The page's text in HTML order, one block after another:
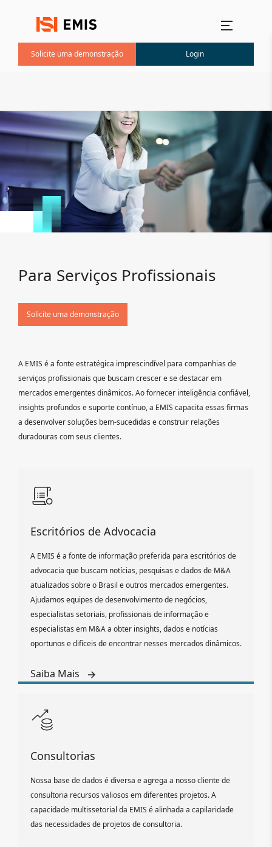
Solicite uma demonstração Login
Para Serviços Profissionais
Solicite uma demonstração
A EMIS é a fonte estratégica imprescindível para companhias de
serviços profissionais que buscam crescer e se destacar em
mercados emergentes dinâmicos. Ao fornecer inteligência confiável,
insights profundos e suporte contínuo, a EMIS capacita essas firmas
a desenvolver soluções bem-sucedidas e construir relações
duradouras com seus clientes.
Escritórios de Advocacia
A EMIS é a fonte de informação preferida para escritórios de
advocacia que buscam notícias, pesquisas e dados de M&A
atualizados sobre o Brasil e outros mercados emergentes.
Ajudamos equipes de desenvolvimento de negócios,
especialistas setoriais, profissionais de informação e
especialistas em M&A a obter insights, dados e notícias
oportunos e difíceis de encontrar nesses mercados dinâmicos.
Saiba Mais
Consultorias
Nossa base de dados é diversa e agrega a nosso cliente de
consultoria recursos valiosos em diferentes projetos. A
capacidade multissetorial da EMIS é alinhada a capilaridade
das necessidades de projetos de consultoria.